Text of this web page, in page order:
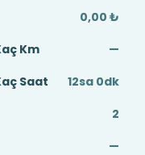
0,00 ₺
Km
—
Saat
12sa 0dk
2
—